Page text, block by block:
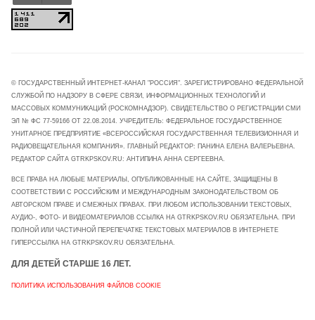
© ГОСУДАРСТВЕННЫЙ ИНТЕРНЕТ-КАНАЛ "РОССИЯ". ЗАРЕГИСТРИРОВАНО ФЕДЕРАЛЬНОЙ
СЛУЖБОЙ ПО НАДЗОРУ В СФЕРЕ СВЯЗИ, ИНФОРМАЦИОННЫХ ТЕХНОЛОГИЙ И
МАССОВЫХ КОММУНИКАЦИЙ (РОСКОМНАДЗОР). СВИДЕТЕЛЬСТВО О РЕГИСТРАЦИИ СМИ
ЭЛ № ФС 77-59166 ОТ 22.08.2014. УЧРЕДИТЕЛЬ: ФЕДЕРАЛЬНОЕ ГОСУДАРСТВЕННОЕ
УНИТАРНОЕ ПРЕДПРИЯТИЕ «ВСЕРОССИЙСКАЯ ГОСУДАРСТВЕННАЯ ТЕЛЕВИЗИОННАЯ И
РАДИОВЕЩАТЕЛЬНАЯ КОМПАНИЯ». ГЛАВНЫЙ РЕДАКТОР: ПАНИНА ЕЛЕНА ВАЛЕРЬЕВНА.
РЕДАКТОР САЙТА GTRKPSKOV.RU: АНТИПИНА АННА СЕРГЕЕВНА.
ВСЕ ПРАВА НА ЛЮБЫЕ МАТЕРИАЛЫ, ОПУБЛИКОВАННЫЕ НА САЙТЕ, ЗАЩИЩЕНЫ В
СООТВЕТСТВИИ С РОССИЙСКИМ И МЕЖДУНАРОДНЫМ ЗАКОНОДАТЕЛЬСТВОМ ОБ
АВТОРСКОМ ПРАВЕ И СМЕЖНЫХ ПРАВАХ. ПРИ ЛЮБОМ ИСПОЛЬЗОВАНИИ ТЕКСТОВЫХ,
АУДИО-, ФОТО- И ВИДЕОМАТЕРИАЛОВ ССЫЛКА НА GTRKPSKOV.RU ОБЯЗАТЕЛЬНА. ПРИ
ПОЛНОЙ ИЛИ ЧАСТИЧНОЙ ПЕРЕПЕЧАТКЕ ТЕКСТОВЫХ МАТЕРИАЛОВ В ИНТЕРНЕТЕ
ГИПЕРССЫЛКА НА GTRKPSKOV.RU ОБЯЗАТЕЛЬНА.
ДЛЯ ДЕТЕЙ СТАРШЕ 16 ЛЕТ.
ПОЛИТИКА ИСПОЛЬЗОВАНИЯ ФАЙЛОВ COOKIE